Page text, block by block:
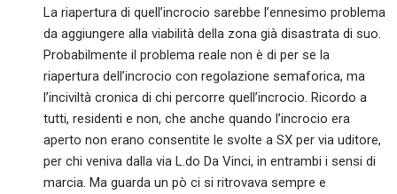
La riapertura di quell’incrocio sarebbe l’ennesimo problema
da aggiungere alla viabilità della zona già disastrata di suo.
Probabilmente il problema reale non è di per se la
riapertura dell’incrocio con regolazione semaforica, ma
l’inciviltà cronica di chi percorre quell’incrocio. Ricordo a
tutti, residenti e non, che anche quando l’incrocio era
aperto non erano consentite le svolte a SX per via uditore,
per chi veniva dalla via L.do Da Vinci, in entrambi i sensi di
marcia. Ma guarda un pò ci si ritrovava sempre e